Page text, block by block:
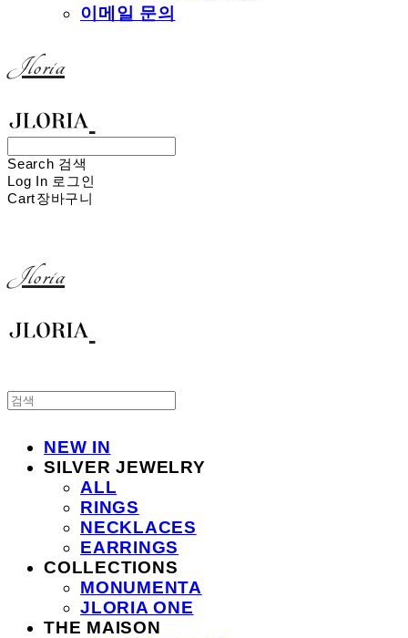
이메일 문의
Jloria
Search 검색
Log In 로그인
Cart장바구니
Jloria
NEW IN
SILVER JEWELRY
ALL
RINGS
NECKLACES
EARRINGS
COLLECTIONS
MONUMENTA
JLORIA ONE
THE MAISON